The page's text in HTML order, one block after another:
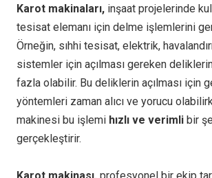
Karot makinaları, inşaat projelerinde
tesisat elemanı için delme işlemlerini
Örneğin, sıhhi tesisat, elektrik,
sistemler için açılması gereken
fazla olabilir. Bu deliklerin açılması için
yöntemleri zaman alıcı ve yorucu
makinesi bu işlemi hızlı ve verimli bir
gerçekleştirir.